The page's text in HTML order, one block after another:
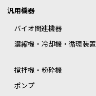
汎用機器
バイオ関連機器
濃縮機・冷却機・循環装置
撹拌機・粉砕機
ポンプ